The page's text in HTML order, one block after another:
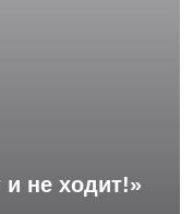
и не ходит!»